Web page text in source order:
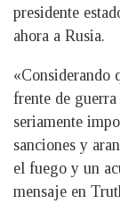
presidente
ahora a Rusia.
«Considerando
frente de
seriamente
sanciones y
el fuego y un
mensaje en